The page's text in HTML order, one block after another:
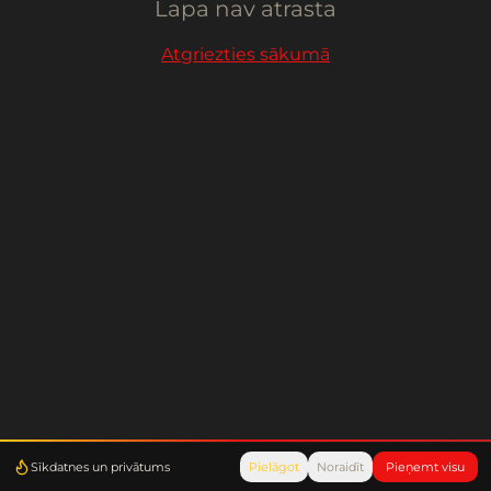
Sīkdatnes un privātums Pielāgot Noraidīt Pieņemt visu
Lapa nav atrasta
Atgriezties sākumā